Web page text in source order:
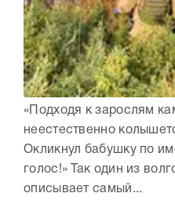
«Подходя к зарослям
неестественно
Окликнул бабушку по
голос!» Так один из
описывает самый...